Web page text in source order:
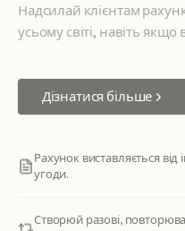
Надсилай клієнтам
усьому світі, навіть якщо
Дізнатися більше
Рахунок виставляється
угоди.
Створюй разові,